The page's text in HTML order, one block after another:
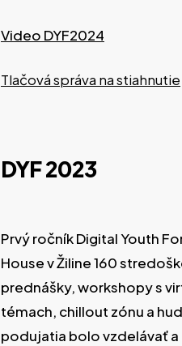
Video DYF2024
Tlačová správa na stiahnutie
DYF2023
Prvý ročník Digital Youth
House v Žiline 160
prednášky, workshopy s
témach, chillout zónu a
podujatia bolo vzdelávať